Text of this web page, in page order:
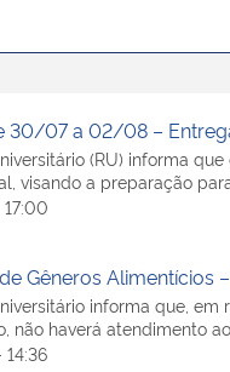
30/07 a 02/08 –
(RU) informa
visando a preparação
Gêneros Alimentícios
informa que,
não haverá atendimento